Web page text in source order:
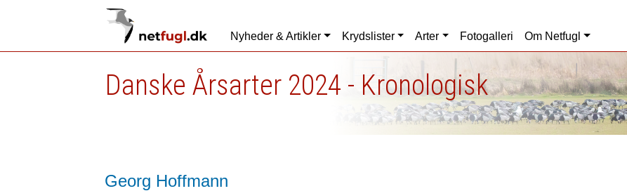
Nyheder & Artikler Krydslister Arter Fotogalleri Om Netfugl
Danske Årsarter 2024 - Kronologisk
Georg Hoffmann